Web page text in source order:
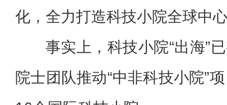
化，全力打造科技小院全球中
事实上，科技小院“出海”
院士团队推动“中非科技小院”